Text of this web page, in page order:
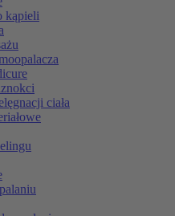
kąpieli
ciała